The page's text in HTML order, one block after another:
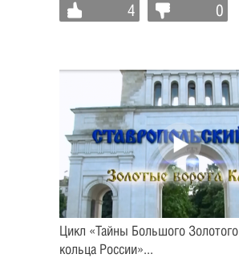
4 0
Цикл «Тайны Большого Золотого
кольца России»...